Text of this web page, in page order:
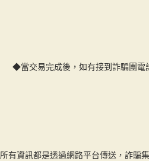
◆當交易完成後，如有接到詐騙團電
所有資訊都是透過網路平台傳送，詐騙